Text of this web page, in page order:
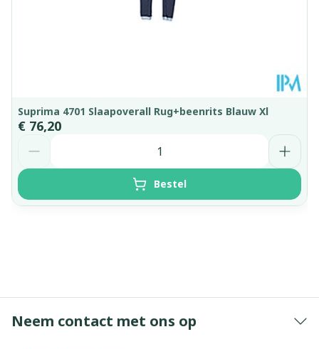
Suprima 4701 Slaapoverall Rug+beenrits Blauw Xl
€ 76,20
Bestel
Neem contact met ons op